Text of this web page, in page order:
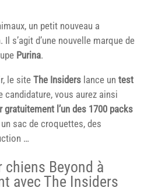
un petit nouveau a
s’agit d’une nouvelle marque de
Purina.
le site The Insiders lance un test
candidature, vous aurez ainsi
gratuitement l’un des 1700 packs
sac de croquettes, des
…
Beyond à
avec The Insiders